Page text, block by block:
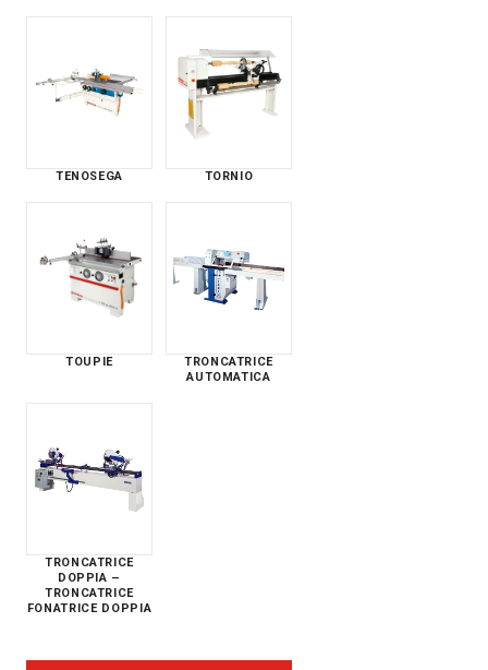
TENOSEGA TORNIO
TOUPIE
TRONCATRICE
AUTOMATICA
TRONCATRICE
DOPPIA –
TRONCATRICE
FONATRICE DOPPIA